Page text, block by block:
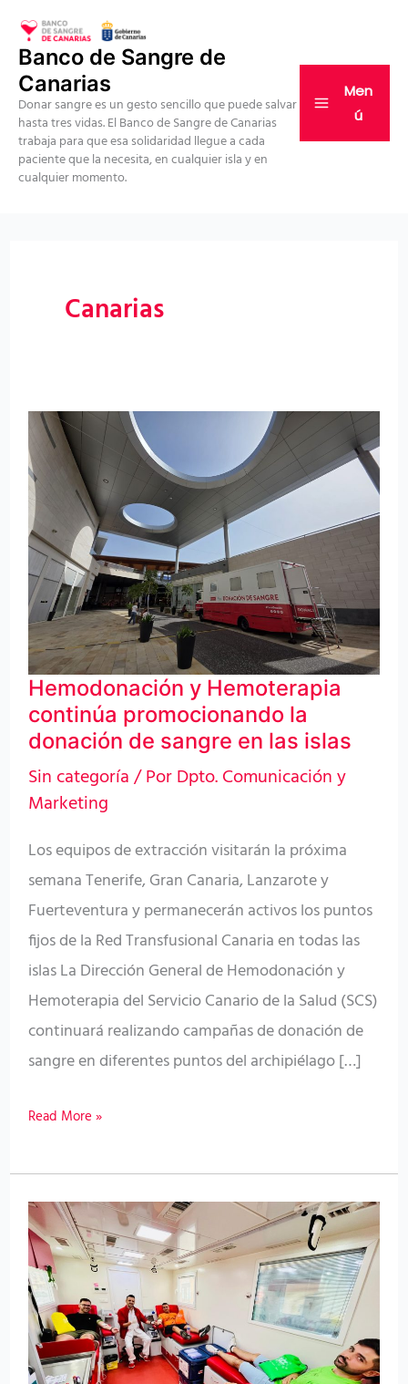
contenido
Banco de Sangre de
Canarias
Donar sangre es un gesto sencillo que puede salvar
hasta tres vidas. El Banco de Sangre de Canarias
trabaja para que esa solidaridad llegue a cada
paciente que la necesita, en cualquier isla y en
cualquier momento.
Men
ú
Canarias
Hemodonación y Hemoterapia
continúa promocionando la
donación de sangre en las islas
Sin categoría/ PorDpto. Comunicación y
Marketing
Los equipos de extracción visitarán la próxima
semana Tenerife, Gran Canaria, Lanzarote y
Fuerteventura y permanecerán activos los puntos
fijos de la Red Transfusional Canaria en todas las
islas La Dirección General de Hemodonación y
Hemoterapia del Servicio Canario de la Salud (SCS)
continuará realizando campañas de donación de
sangre en diferentes puntos del archipiélago […]
Hemodonación
y
Hemoterapia
continúa
promocionando
la
donación
de
sangre
en
las
islas
Read More »
Hemodonación
y
Hemoterapia
refuerza
la
donación